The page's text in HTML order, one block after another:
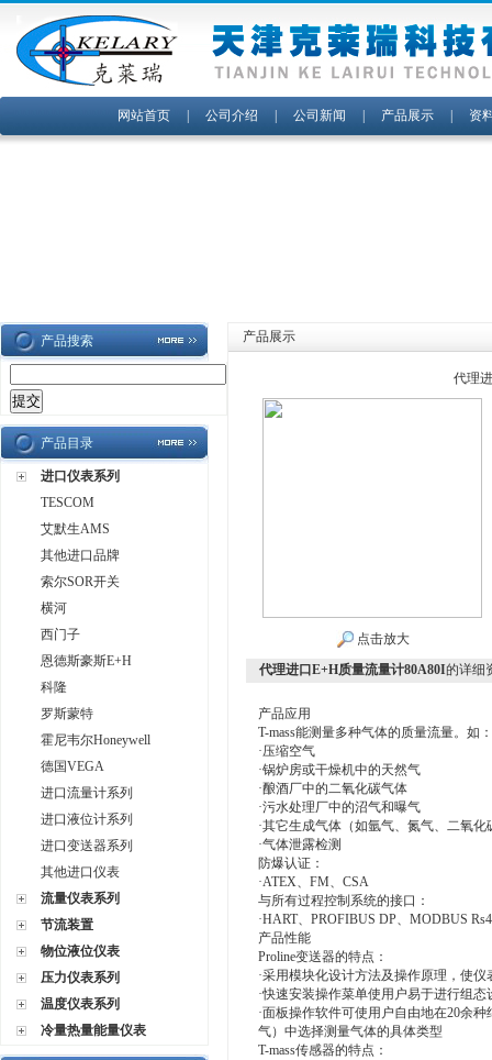
网站首页 公司介绍 公司新闻 产品展示 资
产品搜索
产品目录
进口仪表系列
TESCOM
艾默生AMS
其他进口品牌
索尔SOR开关
横河
西门子
恩德斯豪斯E+H
科隆
罗斯蒙特
霍尼韦尔Honeywell
德国VEGA
进口流量计系列
进口液位计系列
进口变送器系列
其他进口仪表
流量仪表系列
节流装置
物位液位仪表
压力仪表系列
温度仪表系列
冷量热量能量仪表
产品展示
代理
点击放大
代理进口E+H质量流量计80A80I的详细
产品应用
T-mass能测量多种气体的质量流量。如：
·压缩空气
·锅炉房或干燥机中的天然气
·酿酒厂中的二氧化碳气体
·污水处理厂中的沼气和曝气
·其它生成气体（如氩气、氮气、二氧化
·气体泄露检测
防爆认证：
·ATEX、FM、CSA
与所有过程控制系统的接口：
·HART、PROFIBUS DP、MODBUS
产品性能
Proline变送器的特点：
·采用模块化设计方法及操作原理，使
·快速安装操作菜单使用户易于进行组态
·面板操作软件可使用户自由地在20余
气）中选择测量气体的具体类型
T-mass传感器的特点：